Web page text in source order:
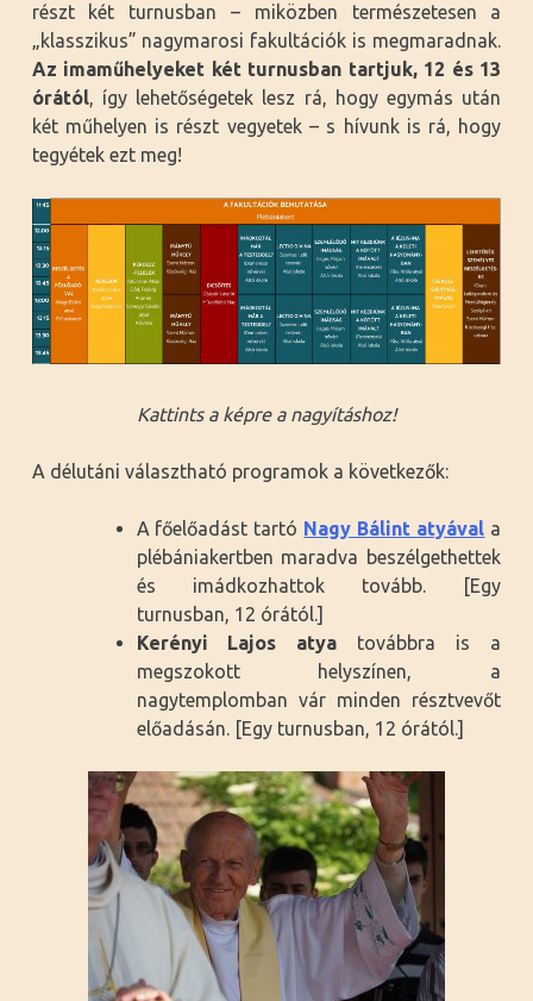
részt két turnusban – miközben természetesen a
„klasszikus” nagymarosi fakultációk is megmaradnak.
Az imaműhelyeket két turnusban tartjuk, 12 és 13
órától, így lehetőségetek lesz rá, hogy egymás után
két műhelyen is részt vegyetek – s hívunk is rá, hogy
tegyétek ezt meg!
Kattints a képre a nagyításhoz!
A délutáni választható programok a következők:
A főelőadást tartó Nagy Bálint atyával a
plébániakertben maradva beszélgethettek
és imádkozhattok tovább. [Egy
turnusban, 12 órától.]
Kerényi Lajos atya továbbra is a
megszokott helyszínen, a
nagytemplomban vár minden résztvevőt
előadásán. [Egy turnusban, 12 órától.]